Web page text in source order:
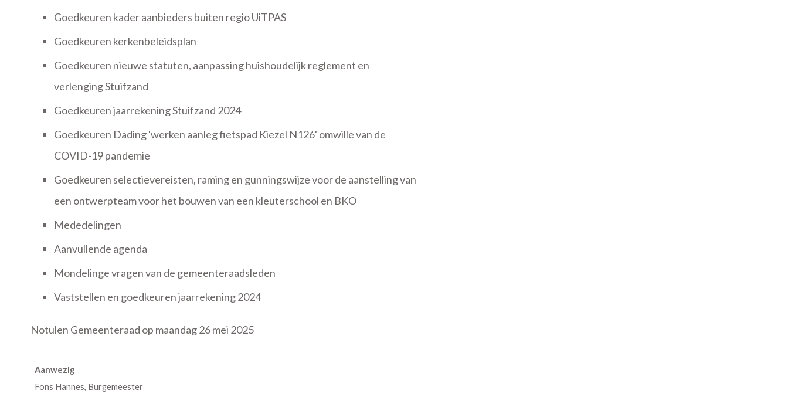
Goedkeuren kader aanbieders buiten regio UiTPAS
Goedkeuren kerkenbeleidsplan
Goedkeuren nieuwe statuten, aanpassing huishoudelijk reglement en
verlenging Stuifzand
Goedkeuren jaarrekening Stuifzand 2024
Goedkeuren Dading 'werken aanleg fietspad Kiezel N126' omwille van de
COVID-19 pandemie
Goedkeuren selectievereisten, raming en gunningswijze voor de aanstelling van
een ontwerpteam voor het bouwen van een kleuterschool en BKO
Mededelingen
Aanvullende agenda
Mondelinge vragen van de gemeenteraadsleden
Vaststellen en goedkeuren jaarrekening 2024
Notulen Gemeenteraad op maandag 26 mei 2025
Aanwezig
Fons Hannes, Burgemeester